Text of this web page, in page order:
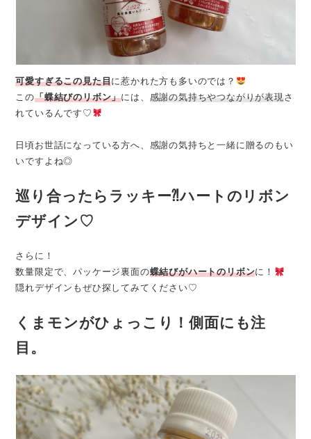
可愛すぎるこの見た目に惹かれた方も多いのでは？
この「蝶結びのリボン」には、 感謝の気持ちやつながりが表現さ
れているんです♡
日頃お世話になっている方へ、感謝の気持ちと一緒に贈るのもい
いですよね◎
巡り合ったらラッキー⁈ハートのリボン
デザイン♡
さらに！
数量限定で、パッケージ裏面の蝶結びがハートのリボンに！
隠れデザインもぜひ探してみてください♡
くまモンがひょっこり！側面にも注
目。